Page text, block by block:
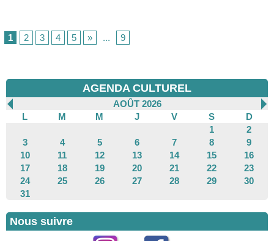
1 2 3 4 5 » ... 9
AGENDA CULTUREL
AOÛT 2026
L
M M J V S
D
1
2
3
4 5 6 7 8
9
10
11 12 13 14 15
16
17
18 19 20 21 22
23
24
25 26 27 28 29
30
31
Nous suivre